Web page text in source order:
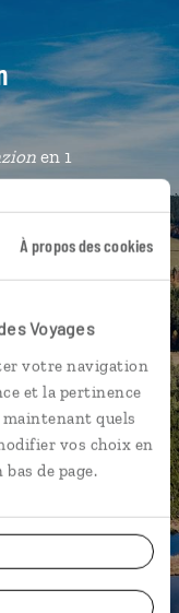
À propos des cookies
Voyages
votre navigation
et la pertinence
quels
vos choix en
de page.
en 1
à
à